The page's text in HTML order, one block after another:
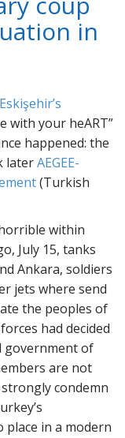
in
with your heART
happened: the
laterAEGEE-
(Turkish
within
July 15, tanks
Ankara, soldiers
jets where send
the peoples of
had decided
government of
are not
condemn
place in a modern